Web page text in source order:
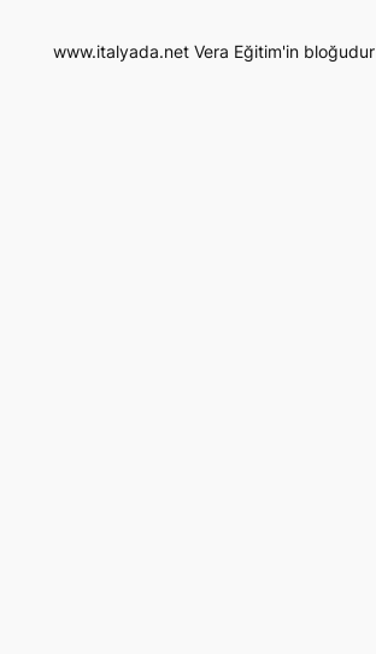
www.italyada.net Vera Eğitim'in bloğudur